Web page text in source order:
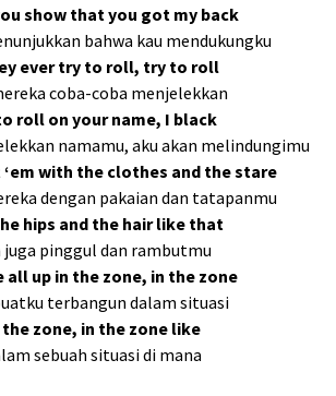
show that you got my back
bahwa kau mendukungku
ever try to roll, try to roll
coba-coba menjelekkan
roll on your name, I black
namamu, aku akan melindungimu
‘em with the clothes and the stare
dengan pakaian dan tatapanmu
hips and the hair like that
juga pinggul dan rambutmu
all up in the zone, in the zone
terbangun dalam situasi
the zone, in the zone like
sebuah situasi di mana